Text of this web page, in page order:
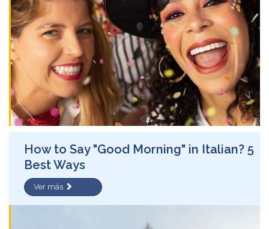
How to Say "Good Morning" in Italian? 5
Best Ways
Ver más